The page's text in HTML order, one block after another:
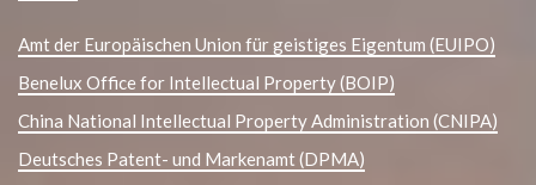
Amt der Europäischen Union für geistiges Eigentum (EUIPO)
Benelux Office for Intellectual Property (BOIP)
China National Intellectual Property Administration (CNIPA)
Deutsches Patent- und Markenamt (DPMA)